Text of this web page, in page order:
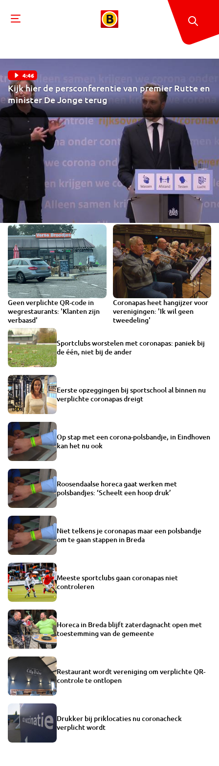
4:46
Kijk hier de persconferentie van premier Rutte en
minister De Jonge terug
Geen verplichte QR-code in
wegrestaurants: 'Klanten zijn
verbaasd'
Coronapas heet hangijzer voor
verenigingen: 'Ik wil geen
tweedeling'
Sportclubs worstelen met coronapas: paniek bij
de één, niet bij de ander
Eerste opzeggingen bij sportschool al binnen nu
verplichte coronapas dreigt
Op stap met een corona-polsbandje, in Eindhoven
kan het nu ook
Roosendaalse horeca gaat werken met
polsbandjes: ‘Scheelt een hoop druk’
Niet telkens je coronapas maar een polsbandje
om te gaan stappen in Breda
Meeste sportclubs gaan coronapas niet
controleren
Horeca in Breda blijft zaterdagnacht open met
toestemming van de gemeente
Restaurant wordt vereniging om verplichte QR-
controle te ontlopen
Drukker bij priklocaties nu coronacheck
verplicht wordt